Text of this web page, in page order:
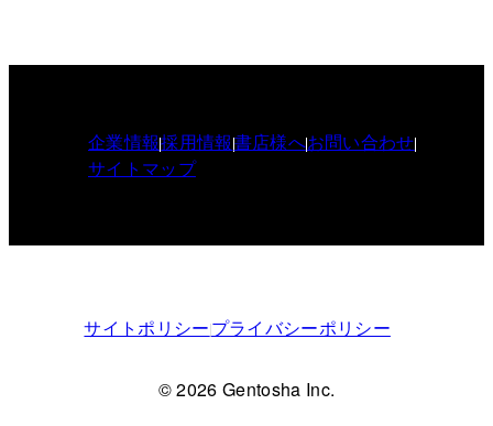
企業情報採用情報書店様へお問い合わせ
サイトマップ
サイトポリシープライバシーポリシー
© 2026 Gentosha Inc.